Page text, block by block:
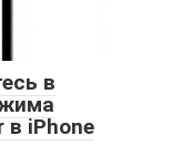
в
в iPhone